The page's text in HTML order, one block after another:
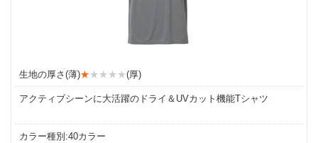
生地の厚さ(薄)★★★★★(厚)
アクティブシーンに大活躍のドライ＆UVカット機能Tシャツ
カラー種別:40カラー